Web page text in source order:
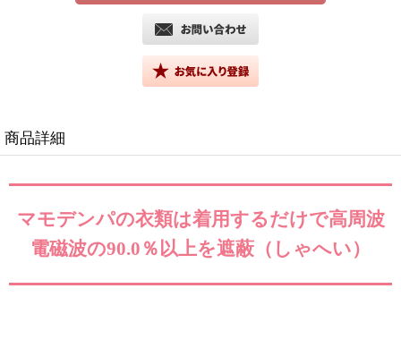
商品詳細
マモデンパの衣類は着用するだけで高周波
電磁波の90.0％以上を遮蔽（しゃへい）